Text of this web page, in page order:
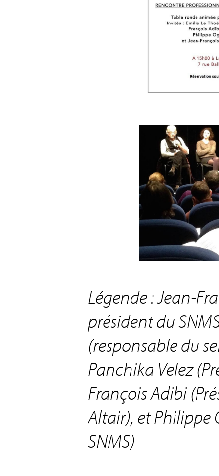
Légende : Jean-
président du
(responsable du
Panchika Velez
François Adibi
Altair), et Philippe
SNMS)